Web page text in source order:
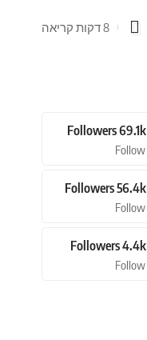
8 דקות קריאה
69.1k
Followers
Follow
56.4k
Followers
Follow
4.4k
Followers
Follow